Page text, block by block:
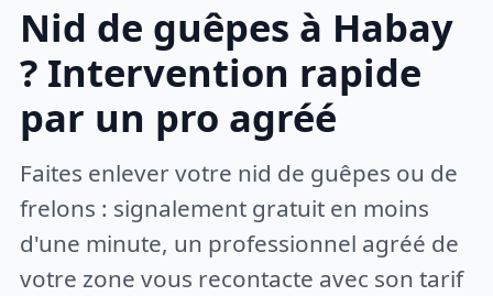
Nid de guêpes à Habay
? Intervention rapide
par un pro agréé
Faites enlever votre nid de guêpes ou de
frelons : signalement gratuit en moins
d'une minute, un professionnel agréé de
votre zone vous recontacte avec son tarif